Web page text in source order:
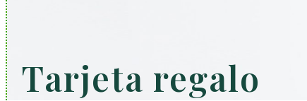
Tarjeta regalo